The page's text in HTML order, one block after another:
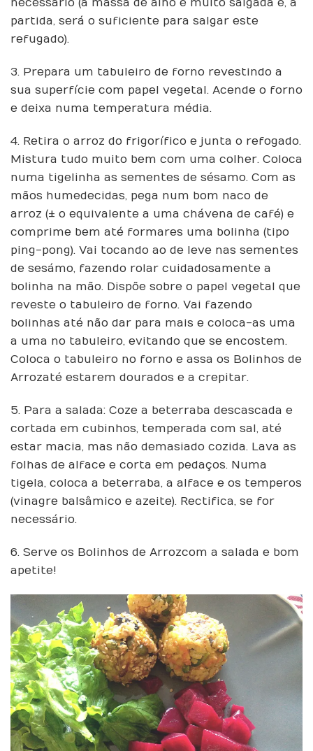
necessário (a massa de alho é muito salgada e, à
partida, será o suficiente para salgar este
refugado).
3. Prepara um tabuleiro de forno revestindo a
sua superfície com papel vegetal. Acende o forno
e deixa numa temperatura média.
4. Retira o arroz do frigorífico e junta o refogado.
Mistura tudo muito bem com uma colher. Coloca
numa tigelinha as sementes de sésamo. Com as
mãos humedecidas, pega num bom naco de
arroz (± o equivalente a uma chávena de café) e
comprime bem até formares uma bolinha (tipo
ping-pong). Vai tocando ao de leve nas sementes
de sesámo, fazendo rolar cuidadosamente a
bolinha na mão. Dispõe sobre o papel vegetal que
reveste o tabuleiro de forno. Vai fazendo
bolinhas até não dar para mais e coloca-as uma
a uma no tabuleiro, evitando que se encostem.
Coloca o tabuleiro no forno e assa os Bolinhos de
Arroz até estarem dourados e a crepitar.
5. Para a salada: Coze a beterraba descascada e
cortada em cubinhos, temperada com sal, até
estar macia, mas não demasiado cozida. Lava as
folhas de alface e corta em pedaços. Numa
tigela, coloca a beterraba, a alface e os temperos
(vinagre balsâmico e azeite). Rectifica, se for
necessário.
6. Serve os Bolinhos de Arroz com a salada e bom
apetite!